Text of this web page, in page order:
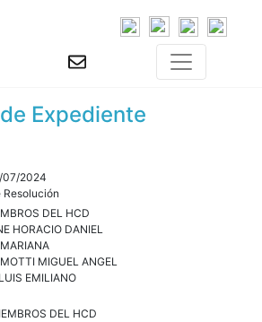
Expediente
07/2024
Resolución
DEL HCD
HORACIO DANIEL
MIGUEL ANGEL
EMILIANO
DEL HCD